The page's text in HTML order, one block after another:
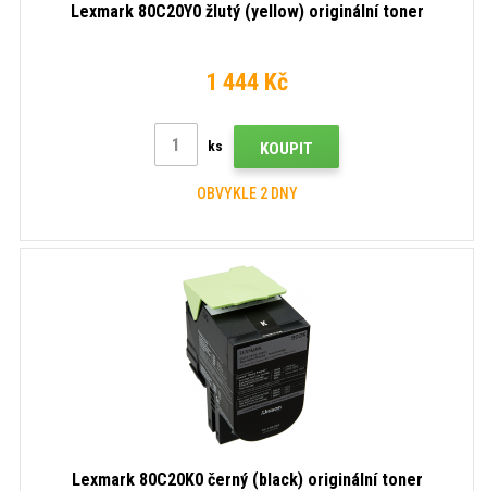
Lexmark 80C20Y0 žlutý (yellow) originální toner
1 444 Kč
ks KOUPIT
OBVYKLE 2 DNY
Lexmark 80C20K0 černý (black) originální toner